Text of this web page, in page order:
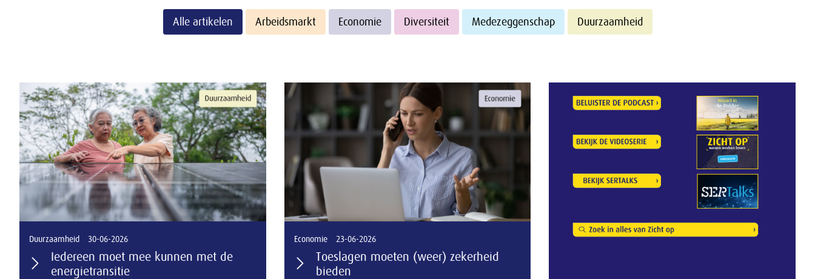
Alle artikelen Arbeidsmarkt Economie Diversiteit Medezeggenschap Duurzaamheid
Duurzaamheid 30-06-2026
Iedereen moet mee kunnen met de
energietransitie
Economie 23-06-2026
Toeslagen moeten (weer) zekerheid
bieden